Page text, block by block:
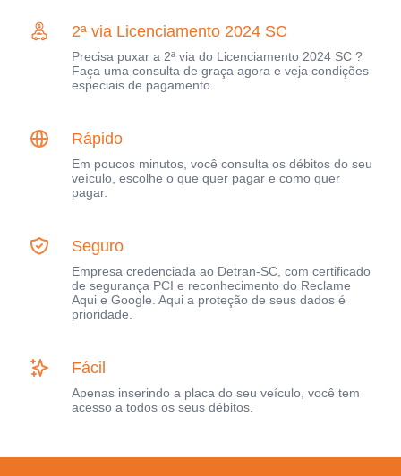
2ª via Licenciamento 2024 SC
Precisa puxar a 2ª via do Licenciamento 2024 SC ?
Faça uma consulta de graça agora e veja condições
especiais de pagamento.
Rápido
Em poucos minutos, você consulta os débitos do seu
veículo, escolhe o que quer pagar e como quer
pagar.
Seguro
Empresa credenciada ao Detran-SC, com certificado
de segurança PCI e reconhecimento do Reclame
Aqui e Google. Aqui a proteção de seus dados é
prioridade.
Fácil
Apenas inserindo a placa do seu veículo, você tem
acesso a todos os seus débitos.